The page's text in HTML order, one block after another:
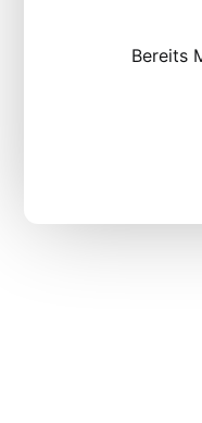
Bereits